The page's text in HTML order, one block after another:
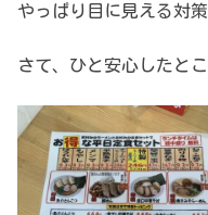
やっぱり目に見える対
さて、ひと安心したと